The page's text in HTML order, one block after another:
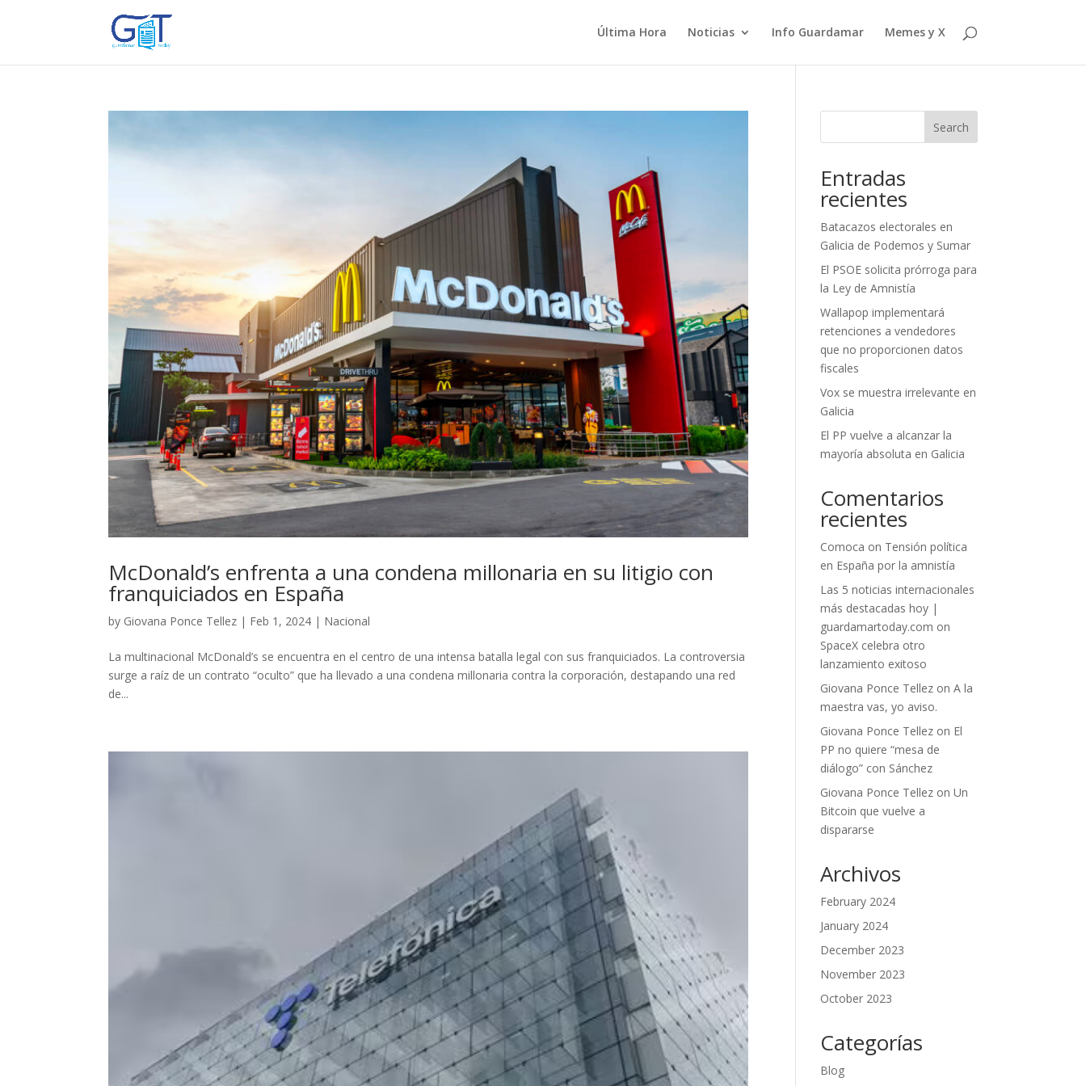
Última Hora Noticias Info Guardamar Memes y X
McDonald’s enfrenta a una condena millonaria en su litigio con
franquiciados en España
by Giovana Ponce Tellez | Feb 1, 2024 | Nacional
La multinacional McDonald’s se encuentra en el centro de una intensa batalla legal con sus franquiciados. La controversia
surge a raíz de un contrato “oculto” que ha llevado a una condena millonaria contra la corporación, destapando una red
de...
Search
Entradas
recientes
Batacazos electorales en
Galicia de Podemos y Sumar
El PSOE solicita prórroga para
la Ley de Amnistía
Wallapop implementará
retenciones a vendedores
que no proporcionen datos
fiscales
Vox se muestra irrelevante en
Galicia
El PP vuelve a alcanzar la
mayoría absoluta en Galicia
Comentarios
recientes
Comoca on Tensión política
en España por la amnistía
Las 5 noticias internacionales
más destacadas hoy |
guardamartoday.com on
SpaceX celebra otro
lanzamiento exitoso
Giovana Ponce Tellez onA la
maestra vas, yo aviso.
Giovana Ponce Tellez on El
PP no quiere “mesa de
diálogo” con Sánchez
Giovana Ponce Tellez onUn
Bitcoin que vuelve a
dispararse
Archivos
February 2024
January 2024
December 2023
November 2023
October 2023
Categorías
Blog